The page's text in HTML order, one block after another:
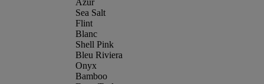
Azur
Sea Salt
Flint
Blanc
Shell Pink
Bleu Riviera
Onyx
Bamboo